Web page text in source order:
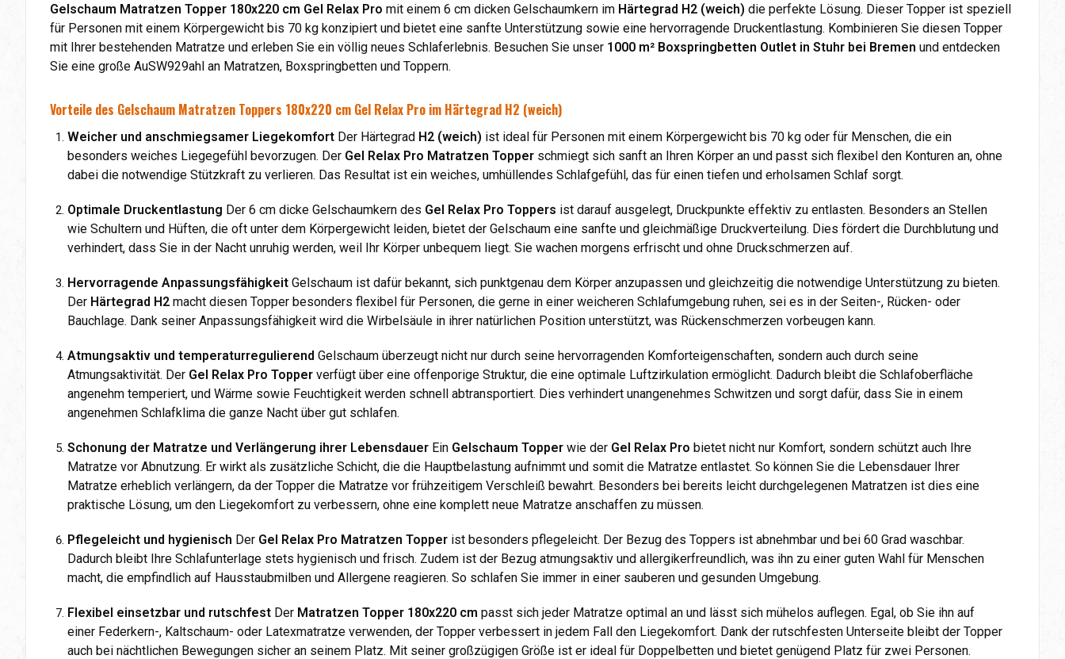
Gelschaum Matratzen Topper 180x220 cm Gel Relax Pro mit einem 6 cm dicken Gelschaumkern im Härtegrad H2 (weich) die perfekte Lösung. Dieser Topper ist speziell
für Personen mit einem Körpergewicht bis 70 kg konzipiert und bietet eine sanfte Unterstützung sowie eine hervorragende Druckentlastung. Kombinieren Sie diesen Topper
mit Ihrer bestehenden Matratze und erleben Sie ein völlig neues Schlaferlebnis. Besuchen Sie unser 1000 m² Boxspringbetten Outlet in Stuhr bei Bremen und entdecken
Sie eine große AuSW929ahl an Matratzen, Boxspringbetten und Toppern.
Vorteile des Gelschaum Matratzen Toppers 180x220 cm Gel Relax Pro im Härtegrad H2 (weich)
Weicher und anschmiegsamer Liegekomfort Der Härtegrad H2 (weich) ist ideal für Personen mit einem Körpergewicht bis 70 kg oder für Menschen, die ein
besonders weiches Liegegefühl bevorzugen. Der Gel Relax Pro Matratzen Topper schmiegt sich sanft an Ihren Körper an und passt sich flexibel den Konturen an, ohne
dabei die notwendige Stützkraft zu verlieren. Das Resultat ist ein weiches, umhüllendes Schlafgefühl, das für einen tiefen und erholsamen Schlaf sorgt.
Optimale Druckentlastung Der 6 cm dicke Gelschaumkern des Gel Relax Pro Toppers ist darauf ausgelegt, Druckpunkte effektiv zu entlasten. Besonders an Stellen
wie Schultern und Hüften, die oft unter dem Körpergewicht leiden, bietet der Gelschaum eine sanfte und gleichmäßige Druckverteilung. Dies fördert die Durchblutung und
verhindert, dass Sie in der Nacht unruhig werden, weil Ihr Körper unbequem liegt. Sie wachen morgens erfrischt und ohne Druckschmerzen auf.
Hervorragende Anpassungsfähigkeit Gelschaum ist dafür bekannt, sich punktgenau dem Körper anzupassen und gleichzeitig die notwendige Unterstützung zu bieten.
Der Härtegrad H2 macht diesen Topper besonders flexibel für Personen, die gerne in einer weicheren Schlafumgebung ruhen, sei es in der Seiten-, Rücken- oder
Bauchlage. Dank seiner Anpassungsfähigkeit wird die Wirbelsäule in ihrer natürlichen Position unterstützt, was Rückenschmerzen vorbeugen kann.
Atmungsaktiv und temperaturregulierend Gelschaum überzeugt nicht nur durch seine hervorragenden Komforteigenschaften, sondern auch durch seine
Atmungsaktivität. Der Gel Relax Pro Topper verfügt über eine offenporige Struktur, die eine optimale Luftzirkulation ermöglicht. Dadurch bleibt die Schlafoberfläche
angenehm temperiert, und Wärme sowie Feuchtigkeit werden schnell abtransportiert. Dies verhindert unangenehmes Schwitzen und sorgt dafür, dass Sie in einem
angenehmen Schlafklima die ganze Nacht über gut schlafen.
Schonung der Matratze und Verlängerung ihrer Lebensdauer Ein Gelschaum Topper wie der Gel Relax Pro bietet nicht nur Komfort, sondern schützt auch Ihre
Matratze vor Abnutzung. Er wirkt als zusätzliche Schicht, die die Hauptbelastung aufnimmt und somit die Matratze entlastet. So können Sie die Lebensdauer Ihrer
Matratze erheblich verlängern, da der Topper die Matratze vor frühzeitigem Verschleiß bewahrt. Besonders bei bereits leicht durchgelegenen Matratzen ist dies eine
praktische Lösung, um den Liegekomfort zu verbessern, ohne eine komplett neue Matratze anschaffen zu müssen.
Pflegeleicht und hygienisch Der Gel Relax Pro Matratzen Topper ist besonders pflegeleicht. Der Bezug des Toppers ist abnehmbar und bei 60 Grad waschbar.
Dadurch bleibt Ihre Schlafunterlage stets hygienisch und frisch. Zudem ist der Bezug atmungsaktiv und allergikerfreundlich, was ihn zu einer guten Wahl für Menschen
macht, die empfindlich auf Hausstaubmilben und Allergene reagieren. So schlafen Sie immer in einer sauberen und gesunden Umgebung.
Flexibel einsetzbar und rutschfest Der Matratzen Topper 180x220 cm passt sich jeder Matratze optimal an und lässt sich mühelos auflegen. Egal, ob Sie ihn auf
einer Federkern-, Kaltschaum- oder Latexmatratze verwenden, der Topper verbessert in jedem Fall den Liegekomfort. Dank der rutschfesten Unterseite bleibt der Topper
auch bei nächtlichen Bewegungen sicher an seinem Platz. Mit seiner großzügigen Größe ist er ideal für Doppelbetten und bietet genügend Platz für zwei Personen.